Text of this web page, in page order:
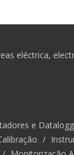
eléctrica,
e
/